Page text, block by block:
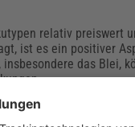
relativ preiswert
ist es ein positiver
das Blei,